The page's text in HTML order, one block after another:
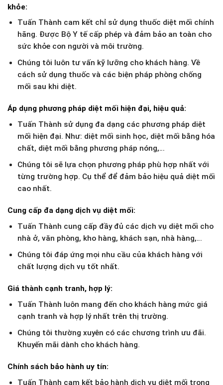
khỏe:
Tuấn Thành cam kết chỉ sử dụng thuốc diệt mối chính
hãng. Được Bộ Y tế cấp phép và đảm bảo an toàn cho
sức khỏe con người và môi trường.
Chúng tôi luôn tư vấn kỹ lưỡng cho khách hàng. Về
cách sử dụng thuốc và các biện pháp phòng chống
mối sau khi diệt.
Áp dụng phương pháp diệt mối hiện đại, hiệu quả:
Tuấn Thành sử dụng đa dạng các phương pháp diệt
mối hiện đại. Như: diệt mối sinh học, diệt mối bằng hóa
chất, diệt mối bằng phương pháp nóng,…
Chúng tôi sẽ lựa chọn phương pháp phù hợp nhất với
từng trường hợp. Cụ thể để đảm bảo hiệu quả diệt mối
cao nhất.
Cung cấp đa dạng dịch vụ diệt mối:
Tuấn Thành cung cấp đầy đủ các dịch vụ diệt mối cho
nhà ở, văn phòng, kho hàng, khách sạn, nhà hàng,…
Chúng tôi đáp ứng mọi nhu cầu của khách hàng với
chất lượng dịch vụ tốt nhất.
Giá thành cạnh tranh, hợp lý:
Tuấn Thành luôn mang đến cho khách hàng mức giá
cạnh tranh và hợp lý nhất trên thị trường.
Chúng tôi thường xuyên có các chương trình ưu đãi.
Khuyến mãi dành cho khách hàng.
Chính sách bảo hành uy tín:
Tuấn Thành cam kết bảo hành dịch vụ diệt mối trong